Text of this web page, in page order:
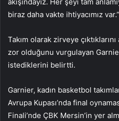
biraz daha vakte ihtiyacımız var.”
Takım olarak zirveye
zor olduğunu vurgulayan
istediklerini belirtti.
Garnier, kadın basketbol
Avrupa Kupası’nda final
Finali’nde ÇBK Mersin’in yer